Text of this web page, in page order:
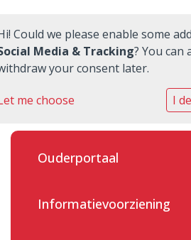
Onze school
Ouders
Praktische zaken
Nieuwe leerlingen
Ouderportaal
Informatievoorziening
Could we please enable some
Media & Tracking? You can
your consent later.
me choose I